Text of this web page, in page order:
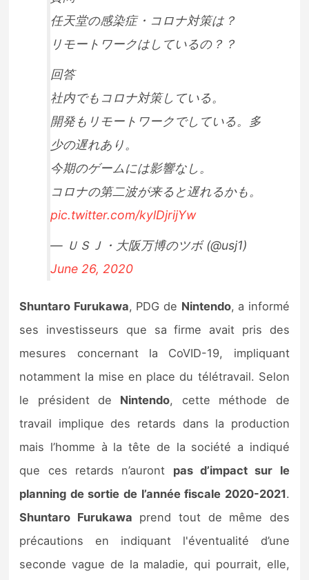
任天堂の感染症・コロナ対策は？
リモートワークはしているの？？
回答
社内でもコロナ対策している。
開発もリモートワークでしている。多
少の遅れあり。
今期のゲームには影響なし。
コロナの第二波が来ると遅れるかも。
pic.twitter.com/kylDjrijYw
— ＵＳＪ・大阪万博のツボ (@usj1)
June 26, 2020
Shuntaro Furukawa, PDG de Nintendo, a informé
ses investisseurs que sa firme avait pris des
mesures concernant la CoVID-19, impliquant
notamment la mise en place du télétravail. Selon
le président de Nintendo, cette méthode de
travail implique des retards dans la production
mais l’homme à la tête de la société a indiqué
que ces retards n’auront pas d’impact sur le
planning de sortie de l’année fiscale 2020-2021.
Shuntaro Furukawa prend tout de même des
précautions en indiquant l'éventualité d’une
seconde vague de la maladie, qui pourrait, elle,